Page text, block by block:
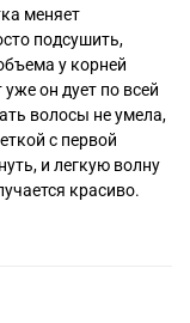
меняет
подсушить,
у корней
он дует по всей
волосы не умела,
с первой
и легкую волну
красиво.